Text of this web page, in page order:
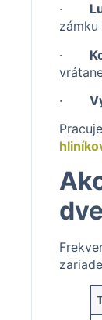
·
zámku
·
·